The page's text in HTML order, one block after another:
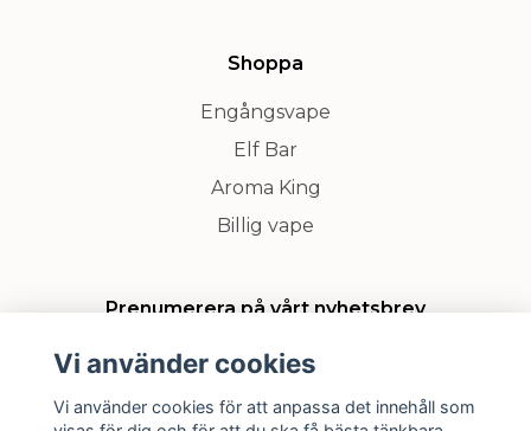
Shoppa
Engångsvape
Elf Bar
Aroma King
Billig vape
Prenumerera på vårt nyhetsbrev
Vi använder cookies
Vi använder cookies för att anpassa det innehåll som